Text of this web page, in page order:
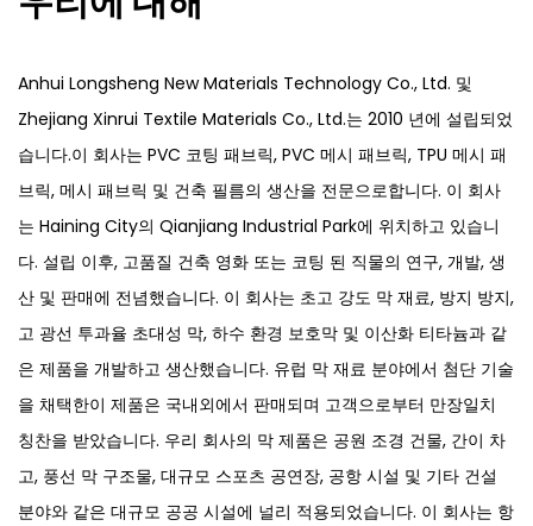
Anhui Longsheng New Materials Technology Co., Ltd. 및
Zhejiang Xinrui Textile Materials Co., Ltd.는 2010 년에 설립되었
습니다.이 회사는 PVC 코팅 패브릭, PVC 메시 패브릭, TPU 메시 패
브릭, 메시 패브릭 및 건축 필름의 생산을 전문으로합니다. 이 회사
는 Haining City의 Qianjiang Industrial Park에 위치하고 있습니
다. 설립 이후, 고품질 건축 영화 또는 코팅 된 직물의 연구, 개발, 생
산 및 판매에 전념했습니다. 이 회사는 초고 강도 막 재료, 방지 방지,
고 광선 투과율 초대성 막, 하수 환경 보호막 및 이산화 티타늄과 같
은 제품을 개발하고 생산했습니다. 유럽 ​​막 재료 분야에서 첨단 기술
을 채택한이 제품은 국내외에서 판매되며 고객으로부터 만장일치
칭찬을 받았습니다. 우리 회사의 막 제품은 공원 조경 건물, 간이 차
고, 풍선 막 구조물, 대규모 스포츠 공연장, 공항 시설 및 기타 건설
분야와 같은 대규모 공공 시설에 널리 적용되었습니다. 이 회사는 항